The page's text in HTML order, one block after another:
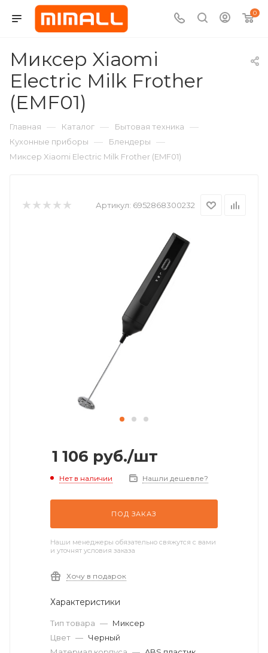
0
Миксер Xiaomi
Electric Milk Frother
(EMF01)
Главная — Каталог — Бытовая техника —
Кухонные приборы — Блендеры —
Миксер Xiaomi Electric Milk Frother (EMF01)
Артикул: 6952868300232
1 106 руб./шт
Нет в наличии Нашли дешевле?
ПОД ЗАКАЗ
Наши менеджеры обязательно свяжутся с вами
и уточнят условия заказа
Хочу в подарок
Характеристики
Тип товара — Миксер
Цвет — Черный